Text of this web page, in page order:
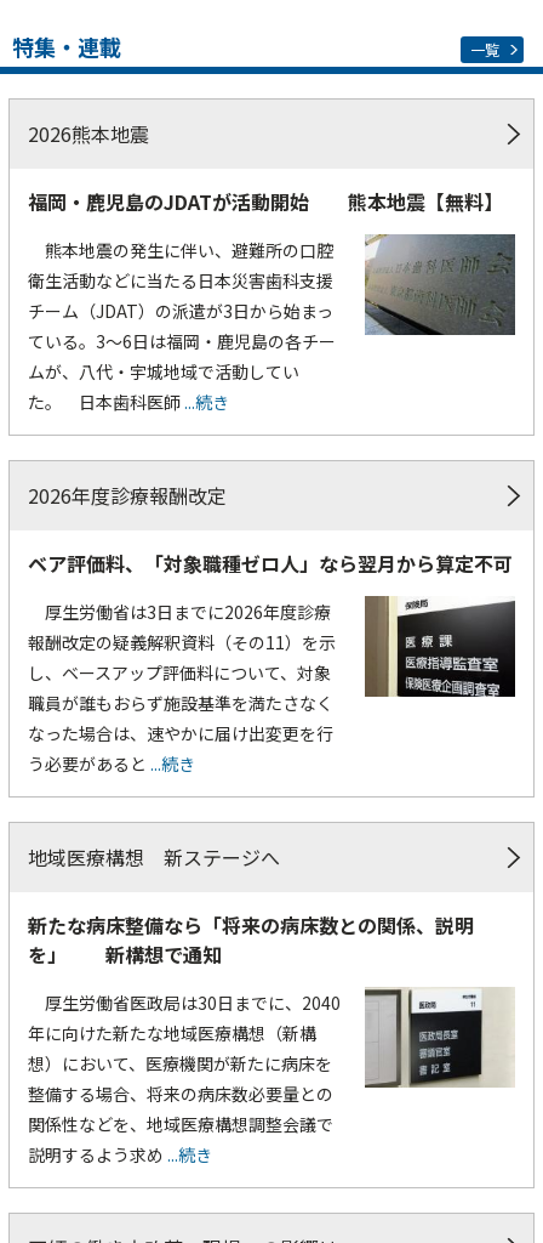
特集・連載 一覧
2026熊本地震
福岡・鹿児島のJDATが活動開始 熊本地震【無料】
熊本地震の発生に伴い、避難所の口腔
衛生活動などに当たる日本災害歯科支援
チーム（JDAT）の派遣が3日から始まっ
ている。3～6日は福岡・鹿児島の各チー
ムが、八代・宇城地域で活動してい
た。 日本歯科医師...続き
2026年度診療報酬改定
ベア評価料、「対象職種ゼロ人」なら翌月から算定不可
厚生労働省は3日までに2026年度診療
報酬改定の疑義解釈資料（その11）を示
し、ベースアップ評価料について、対象
職員が誰もおらず施設基準を満たさなく
なった場合は、速やかに届け出変更を行
う必要があると ...続き
地域医療構想 新ステージへ
新たな病床整備なら「将来の病床数との関係、説明
を」 新構想で通知
厚生労働省医政局は30日までに、2040
年に向けた新たな地域医療構想（新構
想）において、医療機関が新たに病床を
整備する場合、将来の病床数必要量との
関係性などを、地域医療構想調整会議で
説明するよう求め ...続き